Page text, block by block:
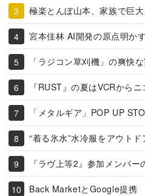
極楽とんぼ山本、家族で巨
宮本佳林 AI開発の原点明かす
「ラジコン草刈機」の爽快
『RUST』の夏はVCRから
「メタルギア」POP UP
“着る氷水”水冷服をアウト
『ラヴ上等2』参加メンバ
Back MarketとGoogle提携